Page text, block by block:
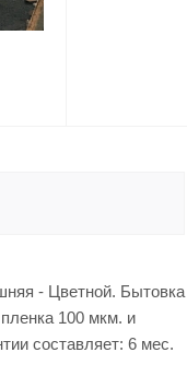
- Цветной. Бытовка
100 мкм. и
составляет: 6 мес.